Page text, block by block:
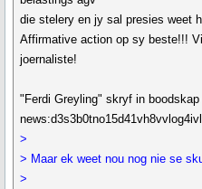
die stelery en jy sal presies weet
Affirmative action op sy beste!!!
joernaliste!
"Ferdi Greyling" skryf in boodskap
>
> Maar ek weet nou nog nie se
>